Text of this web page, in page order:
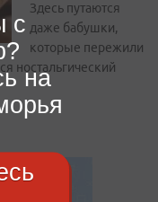
Здесь путаются
даже бабушки,
которые пережили
ностальгический
с
на